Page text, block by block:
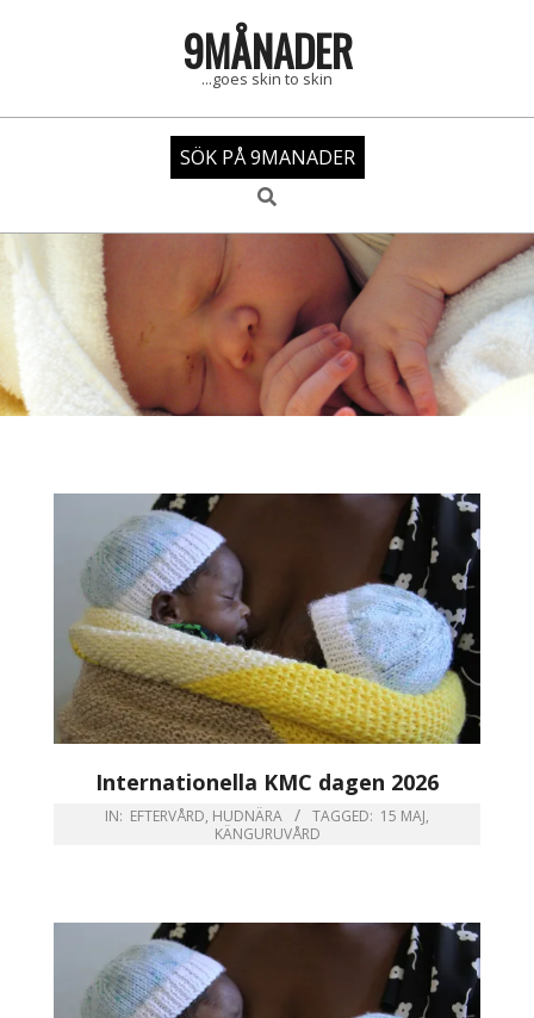
9MÅNADER
...goes skin to skin
SÖK PÅ 9MANADER
Search
Navigation
Internationella KMC dagen 2026
IN: EFTERVÅRD, HUDNÄRA TAGGED: 15 MAJ,
KÄNGURUVÅRD